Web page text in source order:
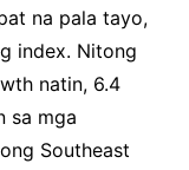
na pala tayo,
index. Nitong
natin, 6.4
sa mga
Southeast